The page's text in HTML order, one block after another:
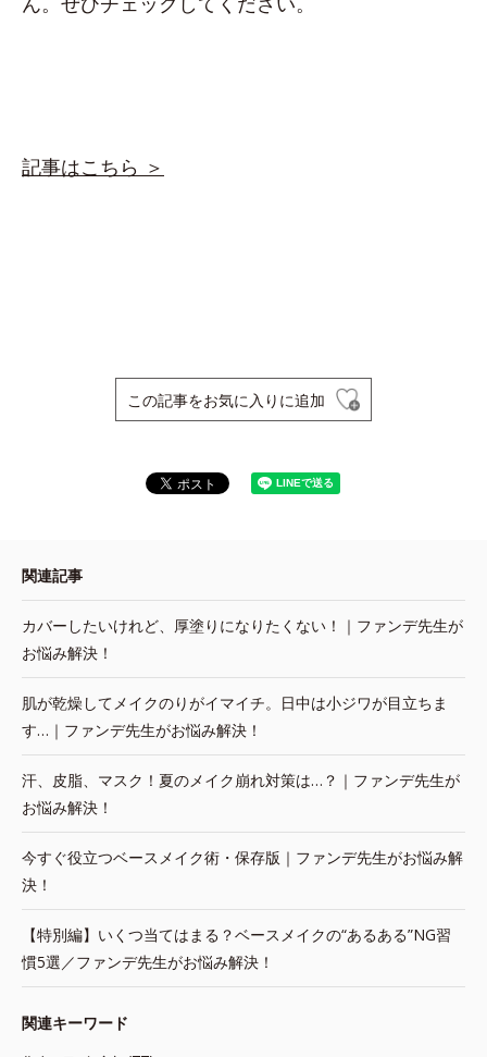
記事はこちら ＞
この記事をお気に入りに追加
関連記事
カバーしたいけれど、厚塗りになりたくない！｜ファンデ先生が
お悩み解決！
肌が乾燥してメイクのりがイマイチ。日中は小ジワが目立ちま
す…｜ファンデ先生がお悩み解決！
汗、皮脂、マスク！夏のメイク崩れ対策は…？｜ファンデ先生が
お悩み解決！
今すぐ役立つベースメイク術・保存版｜ファンデ先生がお悩み解
決！
【特別編】いくつ当てはまる？ベースメイクの“あるある”NG習
慣5選／ファンデ先生がお悩み解決！
関連キーワード